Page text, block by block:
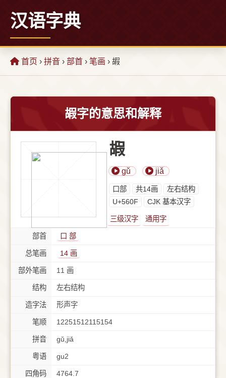
汉语字典
首页 › 拼音 › 部首 › 笔画 › 嘏
嘏字的意思和解释
嘏
gǔ jiǎ
⼝部 共14画
左右结构
U+560F
CJK 基本汉字
三级汉字 通用字
部首 ⼝ 部
总笔画 14 画
部外笔画 11 画
结构 左右结构
造字法 形声字
笔顺 12251512115154
拼音 gǔ,jiǎ
粤语 gu2
四角码 4764.7